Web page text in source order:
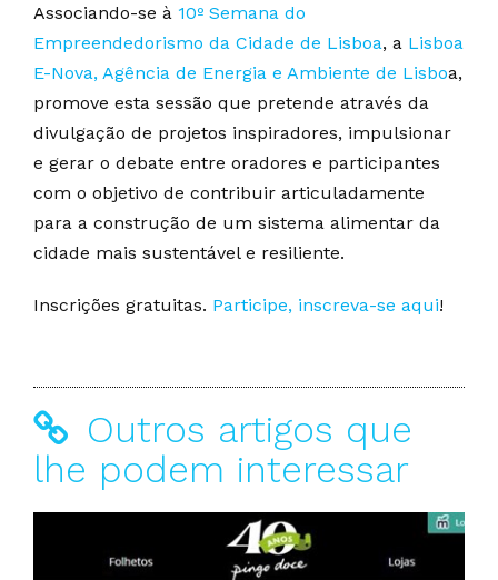
Associando-se à 10º Semana do
Empreendedorismo da Cidade de Lisboa, a Lisboa
E-Nova, Agência de Energia e Ambiente de Lisboa,
promove esta sessão que pretende através da
divulgação de projetos inspiradores, impulsionar
e gerar o debate entre oradores e participantes
com o objetivo de contribuir articuladamente
para a construção de um sistema alimentar da
cidade mais sustentável e resiliente.
Inscrições gratuitas. Participe, inscreva-se aqui!
Outros artigos que
lhe podem interessar